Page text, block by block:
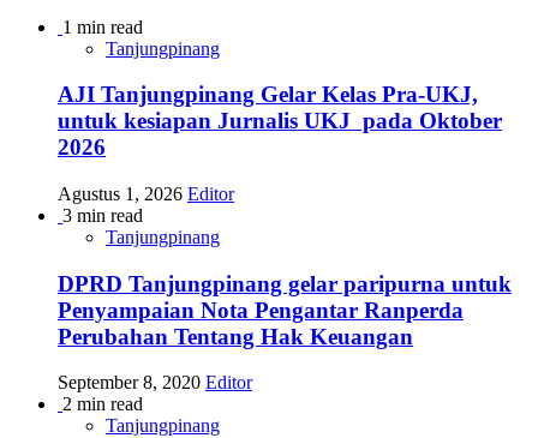
1 min read
Tanjungpinang
AJI Tanjungpinang Gelar Kelas Pra-UKJ,
untuk kesiapan Jurnalis UKJ pada Oktober
2026
Agustus 1, 2026 Editor
3 min read
Tanjungpinang
DPRD Tanjungpinang gelar paripurna untuk
Penyampaian Nota Pengantar Ranperda
Perubahan Tentang Hak Keuangan
September 8, 2020 Editor
2 min read
Tanjungpinang